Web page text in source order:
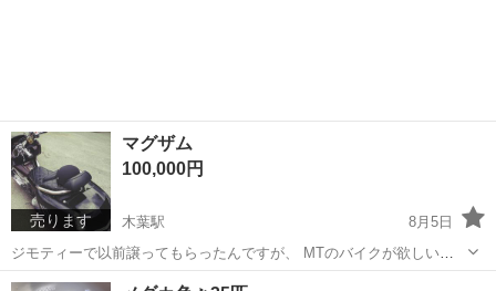
売ります
マグザム
100,000円
木葉駅
8月5日
ジモティーで以前譲ってもらったんですが、 MTのバイクが欲しいの
で出品致します！ 後期モデルです。 走る止まるは大丈夫ですが、外装
熊本 山鹿市 木葉駅 バイク